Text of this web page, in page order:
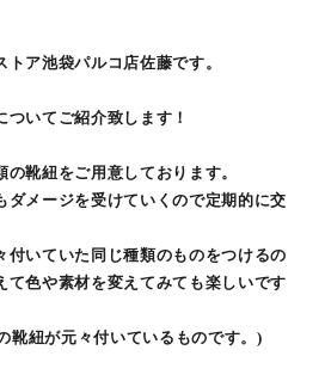
ア池袋パルコ店佐藤です。
いてご紹介致します！
靴紐をご用意しております。
ダメージを受けていくので定期的に交
付いていた同じ種類のものをつけるの
て色や素材を変えてみても楽しいです
紐が元々付いているものです。)